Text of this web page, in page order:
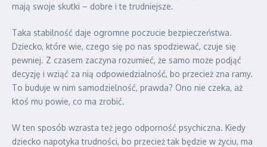
mają swoje skutki – dobre i te trudniejsze.
Taka stabilność daje ogromne poczucie bezpieczeństwa.
Dziecko, które wie, czego się po nas spodziewać, czuje się
pewniej. Z czasem zaczyna rozumieć, że samo może podjąć
decyzję i wziąć za nią odpowiedzialność, bo przecież zna ramy.
To buduje w nim samodzielność, prawda? Ono nie czeka, aż
ktoś mu powie, co ma zrobić.
W ten sposób wzrasta też jego odporność psychiczna. Kiedy
dziecko napotyka trudności, bo przecież tak będzie w życiu, ma